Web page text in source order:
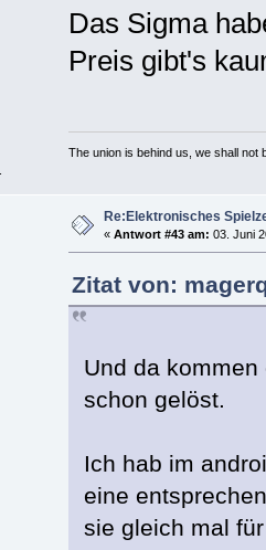
Das Sigma
Preis gibt's
The union is behind us, we shall not
Re:Elektronisches
« Antwort #43 am: 03. Juni
Zitat von:
Und da
schon gelöst.
Ich hab im
eine
sie gleich mal